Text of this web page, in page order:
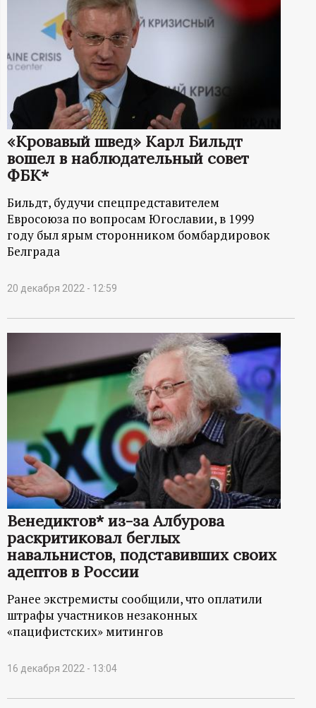
м
а
ц
и
о
н
й
п
р
т
а
л
«Кровавый швед» Карл Бильдт
вошел в наблюдательный совет
ФБК*
Бильдт, будучи спецпредставителем
Евросоюза по вопросам Югославии, в 1999
году был ярым сторонником бомбардировок
Белграда
20 декабря 2022 - 12:59
Венедиктов* из-за Албурова
раскритиковал беглых
навальнистов, подставивших своих
адептов в России
Ранее экстремисты сообщили, что оплатили
штрафы участников незаконных
«пацифистских» митингов
16 декабря 2022 - 13:04